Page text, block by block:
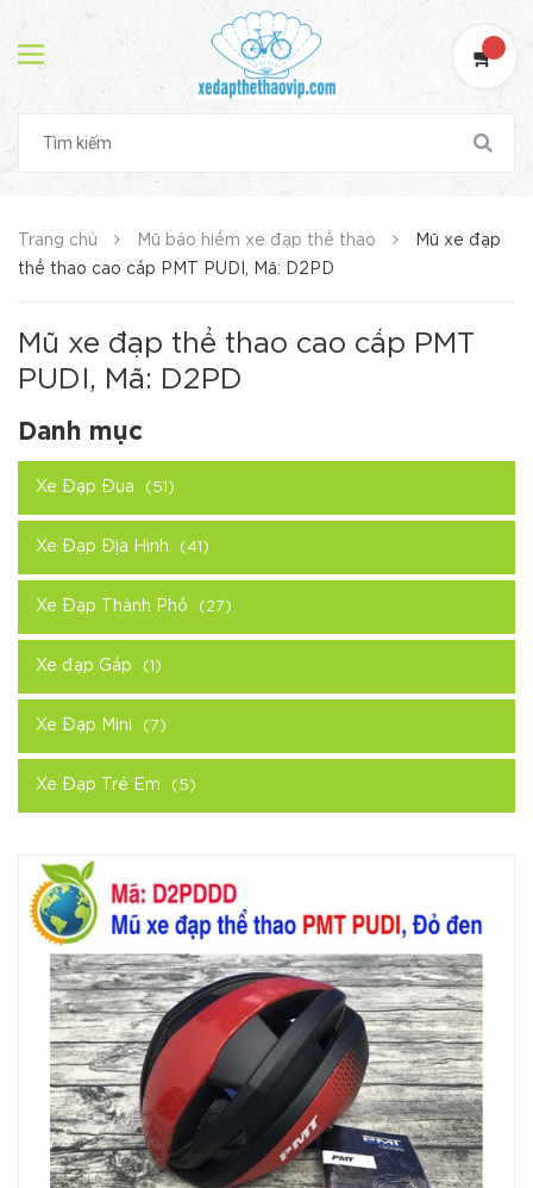
Trang chủ Mũ bảo hiểm xe đạp thể thao
Mũ xe đạp
thể thao cao cấp PMT PUDI, Mã: D2PD
Mũ xe đạp thể thao cao cấp PMT
PUDI, Mã: D2PD
Danh mục
Xe Đạp Đua (51)
Xe Đạp Địa Hình (41)
Xe Đạp Thành Phố (27)
Xe đạp Gấp (1)
Xe Đạp Mini (7)
Xe Đạp Trẻ Em (5)